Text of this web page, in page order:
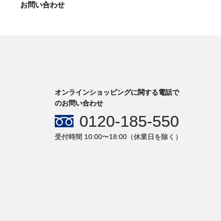
お問い合わせ
オンラインショッピングに関する電話で
のお問い合わせ
0120-185-550
受付時間 10:00〜18:00（休業日を除く）